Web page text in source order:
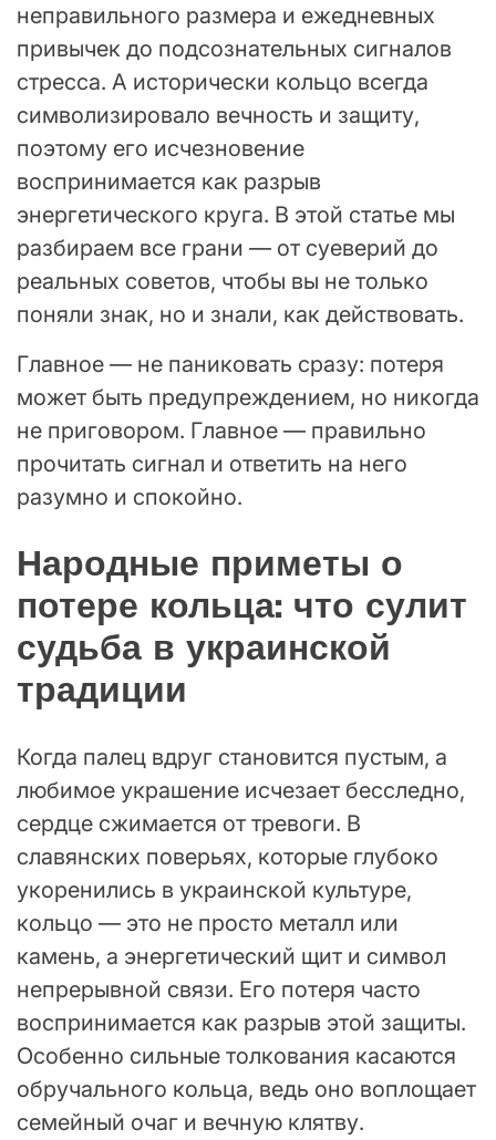
неправильного размера и ежедневных
привычек до подсознательных сигналов
стресса. А исторически кольцо всегда
символизировало вечность и защиту,
поэтому его исчезновение
воспринимается как разрыв
энергетического круга. В этой статье мы
разбираем все грани — от суеверий до
реальных советов, чтобы вы не только
поняли знак, но и знали, как действовать.
Главное — не паниковать сразу: потеря
может быть предупреждением, но никогда
не приговором. Главное — правильно
прочитать сигнал и ответить на него
разумно и спокойно.
Народные приметы о
потере кольца: что сулит
судьба в украинской
традиции
Когда палец вдруг становится пустым, а
любимое украшение исчезает бесследно,
сердце сжимается от тревоги. В
славянских поверьях, которые глубоко
укоренились в украинской культуре,
кольцо — это не просто металл или
камень, а энергетический щит и символ
непрерывной связи. Его потеря часто
воспринимается как разрыв этой защиты.
Особенно сильные толкования касаются
обручального кольца, ведь оно воплощает
семейный очаг и вечную клятву.